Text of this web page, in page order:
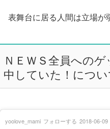
表舞台に居る人間は立場が
ＮＥＷＳ全員への
中していた！につ
yoolove_mami フォローする 2018-06-09